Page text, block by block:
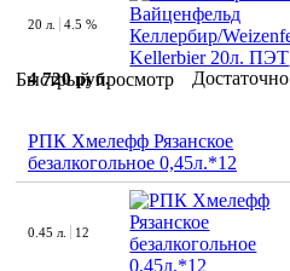
Быстрый просмотр
20 л. 4.5 %
4 720 руб. Достаточно
РПК Хмелефф Рязанское
безалкогольное 0,45л.*12
0.45 л. 12